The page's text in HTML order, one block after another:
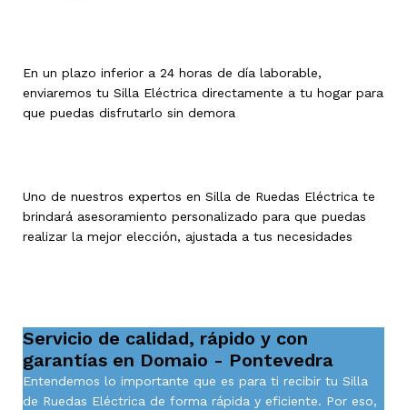
En un plazo inferior a 24 horas de día laborable,
enviaremos tu Silla Eléctrica directamente a tu hogar para
que puedas disfrutarlo sin demora
Uno de nuestros expertos en Silla de Ruedas Eléctrica te
brindará asesoramiento personalizado para que puedas
realizar la mejor elección, ajustada a tus necesidades
Servicio de calidad, rápido y con
garantías en Domaio - Pontevedra
Entendemos lo importante que es para ti recibir tu Silla
de Ruedas Eléctrica de forma rápida y eficiente. Por eso,